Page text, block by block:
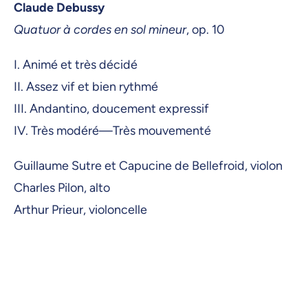
Claude Debussy
Quatuor à cordes en sol mineur, op. 10
I. Animé et très décidé
II. Assez vif et bien rythmé
III. Andantino, doucement expressif
IV. Très modéré—Très mouvementé
Guillaume Sutre et Capucine de Bellefroid, violon
Charles Pilon, alto
Arthur Prieur, violoncelle